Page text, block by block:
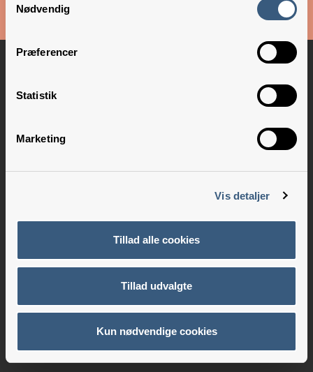
Nødvendig
Præferencer
Statistik
Marketing
Vis detaljer
Tillad alle cookies
Tillad udvalgte
Kun nødvendige cookies